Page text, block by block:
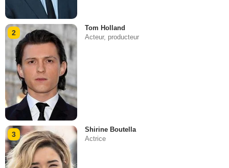
2
Tom Holland
Acteur, producteur
3
Shirine Boutella
Actrice